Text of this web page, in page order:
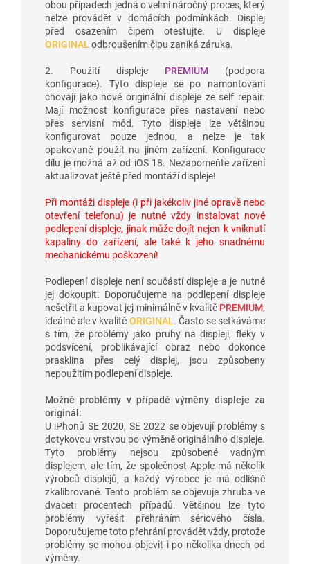
obou případech jedná o velmi náročný proces, který
nelze provádět v domácích podmínkách. Displej
před osazením čipem otestujte. U displeje
ORIGINAL odbroušením čipu zaniká záruka.
2. Použití displeje PREMIUM (podpora
konfigurace). Tyto displeje se po namontování
chovají jako nové originální displeje ze self repair.
Mají možnost konfigurace přes nastavení nebo
přes servisní mód. Tyto displeje lze většinou
konfigurovat pouze jednou, a nelze je tak
opakovaně použít na jiném zařízení. Konfigurace
dílu je možná až od iOS 18. Nezapomeňte zařízení
aktualizovat ještě před montáží displeje!
Při montáži displeje (i při jakékoliv jiné opravě nebo
otevření telefonu) je nutné vždy instalovat nové
podlepení displeje, jinak může dojít nejen k vniknutí
kapaliny do zařízení, ale také k jeho snadnému
mechanickému poškození!
Podlepení displeje není součástí displeje a je nutné
jej dokoupit. Doporučujeme na podlepení displeje
nešetřit a kupovat jej minimálně v kvalitě PREMIUM,
ideálně ale v kvalitě ORIGINAL. Často se setkáváme
s tím, že problémy jako pruhy na displeji, fleky v
podsvícení, problikávající obraz nebo dokonce
prasklina přes celý displej, jsou způsobeny
nepoužitím podlepení displeje.
Možné problémy v případě výměny displeje za
originál:
U iPhonů SE 2020, SE 2022 se objevují problémy s
dotykovou vrstvou po výměně originálního displeje.
Tyto problémy nejsou způsobené vadným
displejem, ale tím, že společnost Apple má několik
výrobců displejů, a každý výrobce je má odlišně
zkalibrované. Tento problém se objevuje zhruba ve
dvaceti procentech případů. Většinou lze tyto
problémy vyřešit přehráním sériového čísla.
Doporučujeme toto přehrání provádět vždy, protože
problémy se mohou objevit i po několika dnech od
výměny.